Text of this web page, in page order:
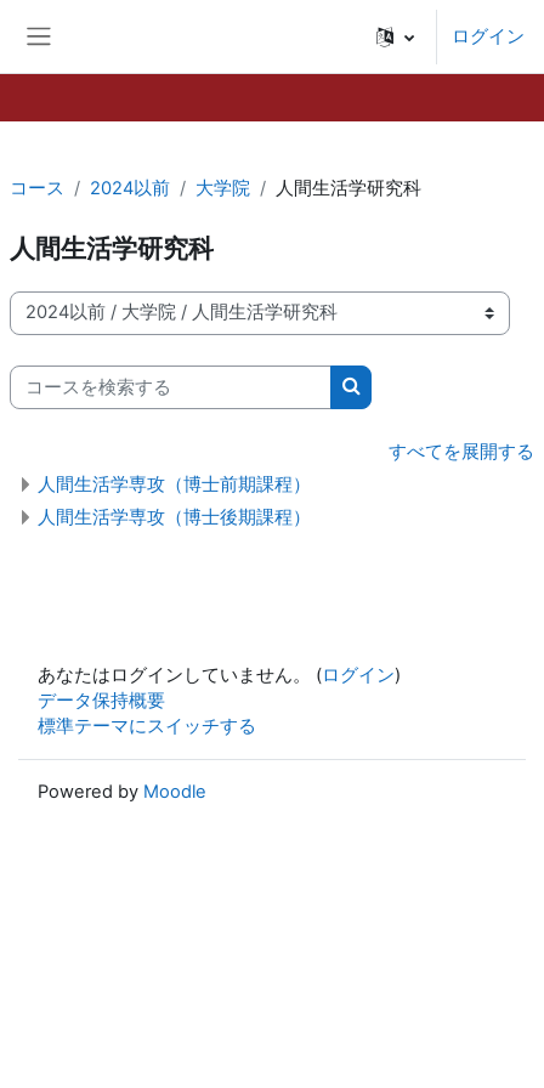
ログイン
コース 2024以前 大学院 人間生活学研究科
人間生活学研究科
コースカテゴリ
コースを検索する
コースを検索する
すべてを展開する
人間生活学専攻（博士前期課程）
人間生活学専攻（博士後期課程）
あなたはログインしていません。 (ログイン)
データ保持概要
標準テーマにスイッチする
Powered by Moodle